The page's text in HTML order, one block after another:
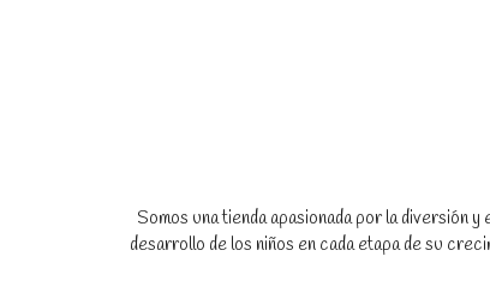
Somos una tienda apasionada por la diversión
desarrollo de los niños en cada etapa de su